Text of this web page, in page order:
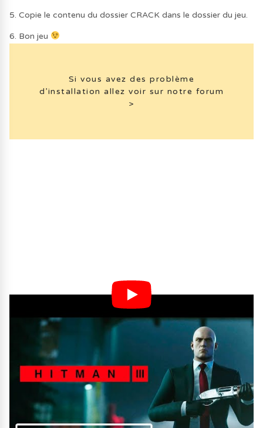
5. Copie le contenu du dossier CRACK dans le dossier du jeu.
6. Bon jeu
Si vous avez des problème
d’installation allez voir sur notre forum
>